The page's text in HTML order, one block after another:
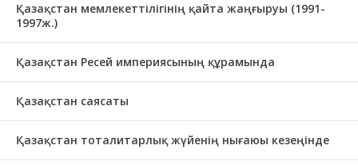
Қазақстан мемлекеттілігінің қайта жаңғыруы (1991-
1997ж.)
Қазақстан Ресей империясының құрамында
Қазақстан саясаты
Қазақстан тоталитарлық жүйенің нығаюы кезеңінде